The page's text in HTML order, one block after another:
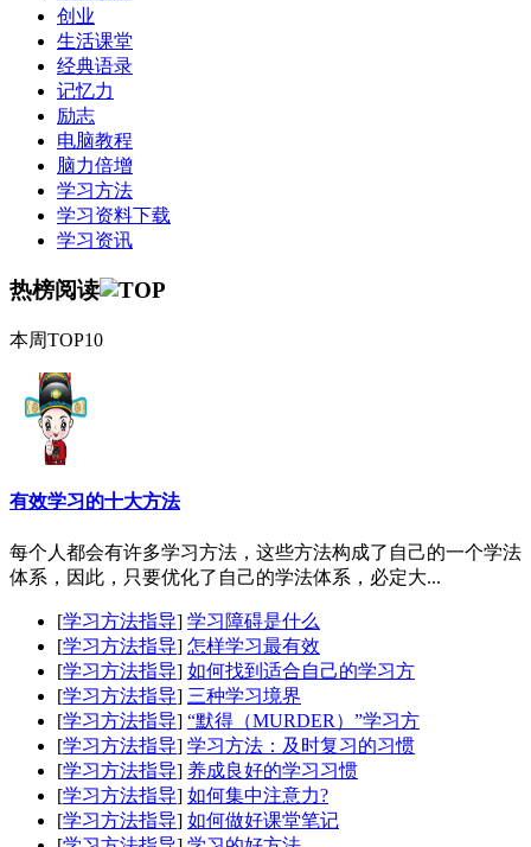
创业
生活课堂
经典语录
记忆力
励志
电脑教程
脑力倍增
学习方法
学习资料下载
学习资讯
热榜阅读
本周TOP10
有效学习的十大方法
每个人都会有许多学习方法，这些方法构成了自己的一个学法
体系，因此，只要优化了自己的学法体系，必定大...
[学习方法指导] 学习障碍是什么
[学习方法指导] 怎样学习最有效
[学习方法指导] 如何找到适合自己的学习方
[学习方法指导] 三种学习境界
[学习方法指导] “默得（MURDER）”学习方
[学习方法指导] 学习方法：及时复习的习惯
[学习方法指导] 养成良好的学习习惯
[学习方法指导] 如何集中注意力?
[学习方法指导] 如何做好课堂笔记